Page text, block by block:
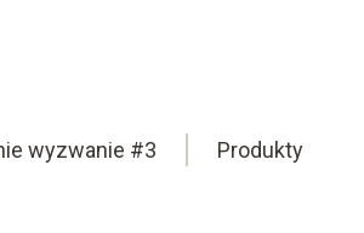
wyzwanie #3 Produkty